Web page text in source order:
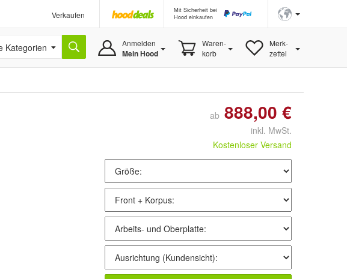
Verkaufen
Mit Sicherheit bei
Hood einkaufen
Kategorien Anmelden
Mein Hood
Waren-
korb
Merk-
zettel
ab 888,00 €
inkl. MwSt.
Kostenloser Versand